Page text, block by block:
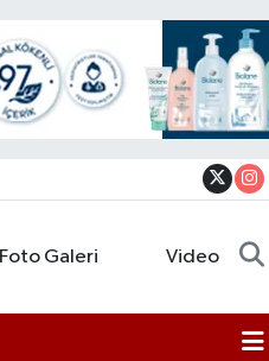
Foto Galeri Video